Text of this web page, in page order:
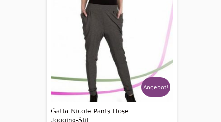
Gatta Nicole Pants Hose
Jogging-Stil
Angebot!